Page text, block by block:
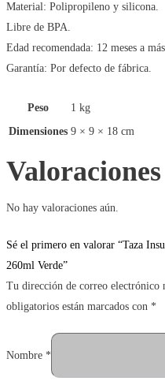
Material: Polipropileno y silicona.
Libre de BPA.
Edad recomendada: 12 meses a
Garantía: Por defecto de fábrica.
Peso
1 kg
Dimensiones 9 × 9 × 18 cm
Valoraciones
No hay valoraciones aún.
Sé el primero en valorar “Taza
260ml Verde”
Tu dirección de correo electrónico
obligatorios están marcados con *
Nombre *